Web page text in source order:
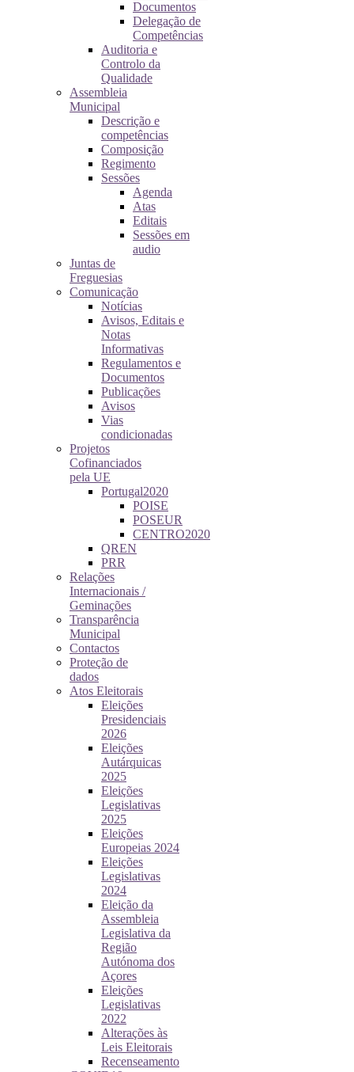
Documentos
Delegação de
Competências
Auditoria e
Controlo da
Qualidade
Assembleia
Municipal
Descrição e
competências
Composição
Regimento
Sessões
Agenda
Atas
Editais
Sessões em
audio
Juntas de
Freguesias
Comunicação
Notícias
Avisos, Editais e
Notas
Informativas
Regulamentos e
Documentos
Publicações
Avisos
Vias
condicionadas
Projetos
Cofinanciados
pela UE
Portugal2020
POISE
POSEUR
CENTRO2020
QREN
PRR
Relações
Internacionais /
Geminações
Transparência
Municipal
Contactos
Proteção de
dados
Atos Eleitorais
Eleições
Presidenciais
2026
Eleições
Autárquicas
2025
Eleições
Legislativas
2025
Eleições
Europeias 2024
Eleições
Legislativas
2024
Eleição da
Assembleia
Legislativa da
Região
Autónoma dos
Açores
Eleições
Legislativas
2022
Alterações às
Leis Eleitorais
Recenseamento